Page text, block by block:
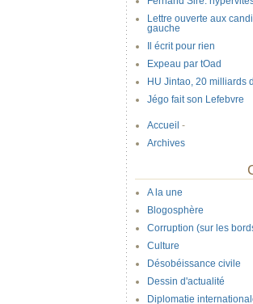
Lettre ouverte aux
gauche
Il écrit pour rien
Expeau par tOad
HU Jintao, 20 milliards
Jégo fait son Lefebvre
Accueil -
Archives
A la une
Blogosphère
Corruption (sur les
Culture
Désobéissance civile
Dessin d'actualité
Diplomatie